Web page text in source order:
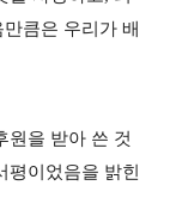
큼은 우리가 배
원을 받아 쓴 것
평이었음을 밝힌